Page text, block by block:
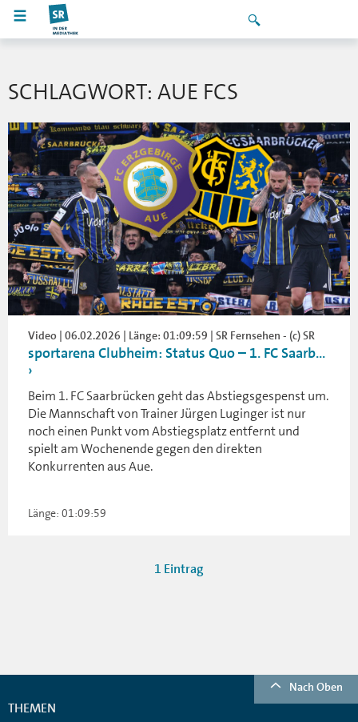
SCHLAGWORT: AUE FCS
Video | 06.02.2026 | Länge: 01:09:59 | SR Fernsehen - (c) SR
sportarena Clubheim: Status Quo – 1. FC Saarb...
Beim 1. FC Saarbrücken geht das Abstiegsgespenst um.
Die Mannschaft von Trainer Jürgen Luginger ist nur
noch einen Punkt vom Abstiegsplatz entfernt und
spielt am Wochenende gegen den direkten
Konkurrenten aus Aue.
Länge: 01:09:59
1 Eintrag
Nach Oben
THEMEN